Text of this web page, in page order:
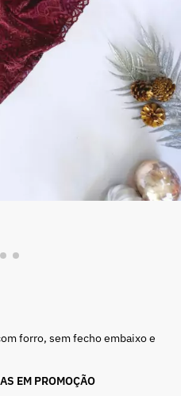
forro, sem fecho embaixo e
EM PROMOÇÃO